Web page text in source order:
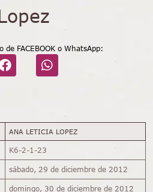
FACEBOOK o WhatsApp:
ANA LETICIA LOPEZ
K6-2-1-23
sábado, 29 de diciembre de 2012
domingo, 30 de diciembre de 2012